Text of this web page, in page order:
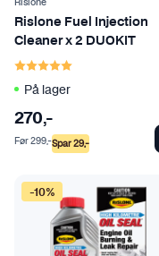
Rislone
Rislone Fuel Injection
Cleaner x 2 DUOKIT
Karakter:
På lager
270,-
Spar29,-
Før299,-
-10%